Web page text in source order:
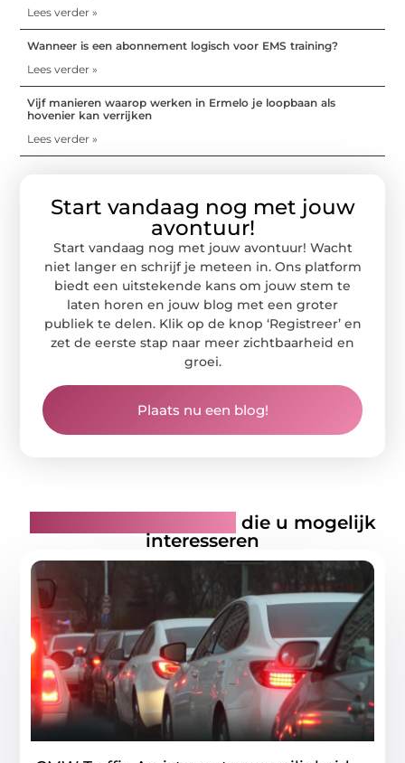
Lees verder »
Wanneer is een abonnement logisch voor EMS training?
Lees verder »
Vijf manieren waarop werken in Ermelo je loopbaan als
hovenier kan verrijken
Lees verder »
Start vandaag nog met jouw
avontuur!
Start vandaag nog met jouw avontuur! Wacht
niet langer en schrijf je meteen in. Ons platform
biedt een uitstekende kans om jouw stem te
laten horen en jouw blog met een groter
publiek te delen. Klik op de knop ‘Registreer’ en
zet de eerste stap naar meer zichtbaarheid en
groei.
Plaats nu een blog!
die u mogelijk
interesseren